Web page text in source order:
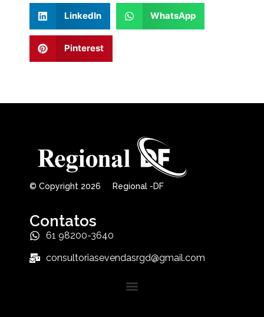
LinkedIn WhatsApp
Pinterest
© Copyright 2026 Regional -DF
Contatos
61 98200-3640
consultoriasevendasrgd@gmail.com